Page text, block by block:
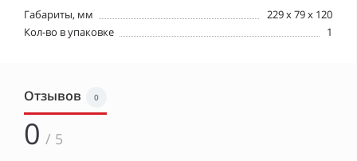
Габариты, мм
229 x 79 x 120
Кол-во в упаковке
1
Отзывов 0
0 / 5